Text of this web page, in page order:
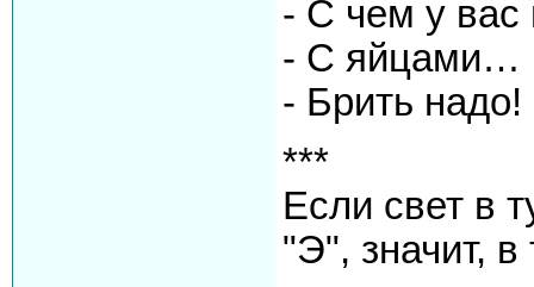
- С чем у вас
- С яйцами…
- Брить надо!
***
Если свет в
"Э", значит, в